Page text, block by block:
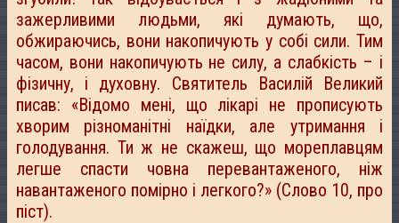
зажерливими людьми, які думають, що,
обжираючись, вони накопичують у собі сили. Тим
часом, вони накопичують не силу, а слабкість – і
фізичну, і духовну. Святитель Василій Великий
писав: «Відомо мені, що лікарі не прописують
хворим різноманітні наїдки, але утримання і
голодування. Ти ж не скажеш, що мореплавцям
легше спасти човна перевантаженого, ніж
навантаженого помірно і легкого?» (Слово 10, про
піст).